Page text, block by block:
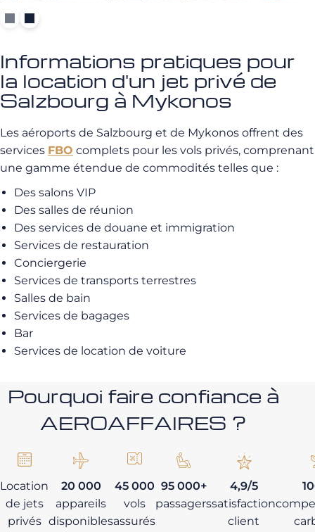
Informations pratiques pour
la location d'un jet privé de
Salzbourg à Mykonos
Les aéroports de Salzbourg et de Mykonos offrent des
services FBO complets pour les vols privés, comprenant
une gamme étendue de commodités telles que :
Des salons VIP
Des salles de réunion
Des services de douane et immigration
Services de restauration
Conciergerie
Services de transports terrestres
Salles de bain
Services de bagages
Bar
Services de location de voiture
Pourquoi faire confiance à
AEROAFFAIRES ?
Location
de jets
privés
20 000
appareils
disponibles
45 000
vols
assurés
95 000+
passagers
4,9/5
satisfaction
client